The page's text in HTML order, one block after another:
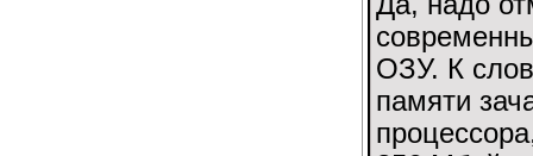
ОЗУ. К
памяти